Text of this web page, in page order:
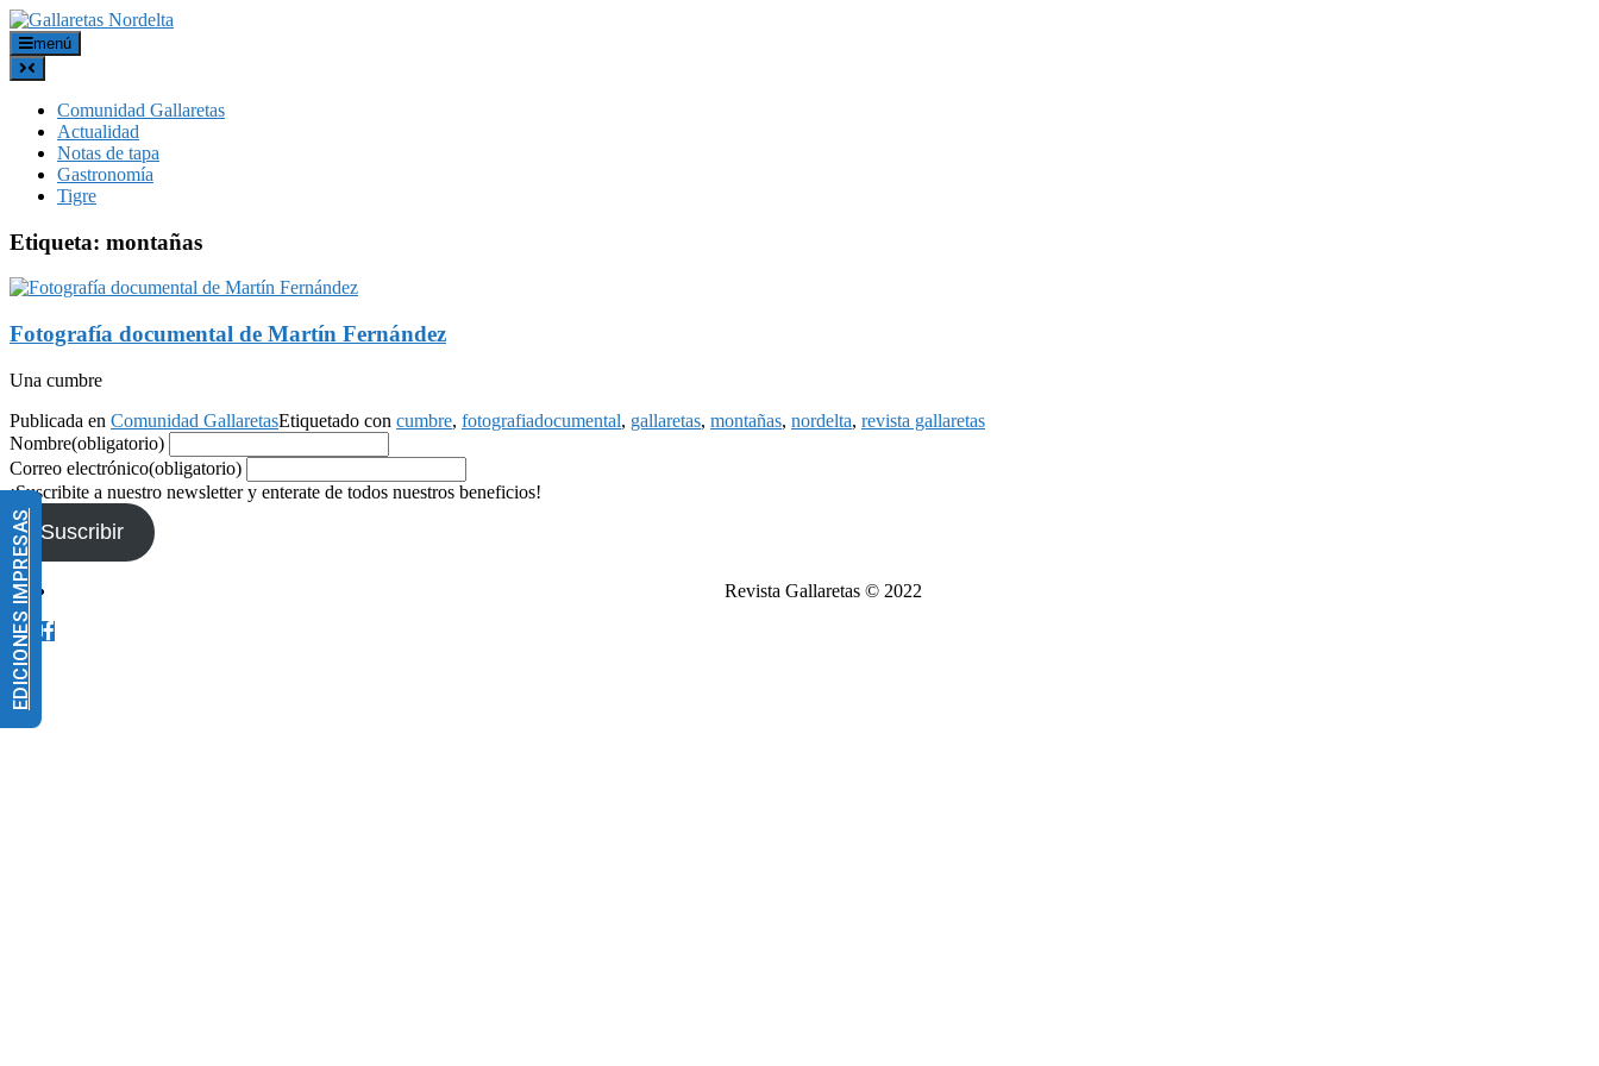
menú
Comunidad Gallaretas
Actualidad
Notas de tapa
Gastronomía
Tigre
Etiqueta: montañas
Fotografía documental de Martín Fernández
Una cumbre
Publicada en Comunidad GallaretasEtiquetado con cumbre, fotografiadocumental, gallaretas, montañas, nordelta, revista gallaretas
Nombre(obligatorio)
Correo electrónico(obligatorio)
¡Suscribite a nuestro newsletter y enterate de todos nuestros beneficios!
Suscribir
Revista Gallaretas © 2022
EDICIONES IMPRESAS